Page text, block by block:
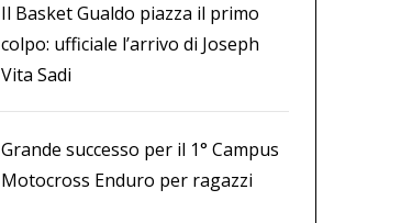
Il Basket Gualdo piazza il primo
colpo: ufficiale l’arrivo di Joseph
Vita Sadi
Grande successo per il 1° Campus
Motocross Enduro per ragazzi